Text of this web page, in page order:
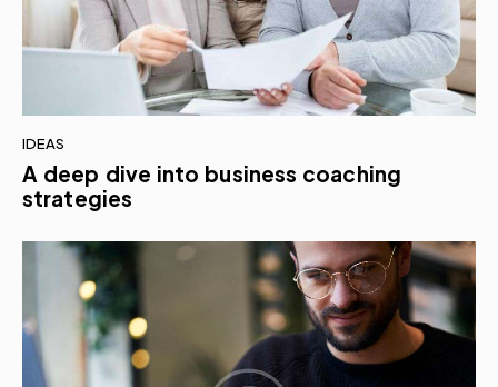
IDEAS
A deep dive into business coaching
strategies